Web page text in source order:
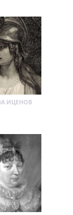
ИЦЕНОВ